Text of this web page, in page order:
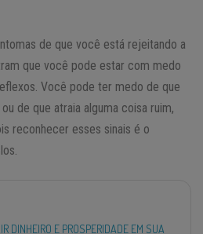
de que você está rejeitando a
que você pode estar com medo
Você pode ter medo de que
ou de que atraia alguma coisa ruim,
reconhecer esses sinais é o
DINHEIRO E PROSPERIDADE EM SUA